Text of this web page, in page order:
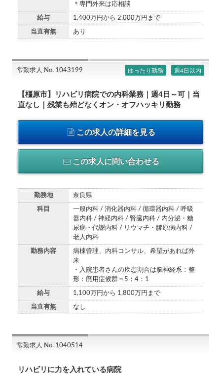
＊専門外来は応相談
給与 1,400万円から 2,000万円まで
当直有無 あり
常勤求人 No. 1043199 ゆったり勤務 週4日以内
【橿原市】リハビリ病院での内科業務｜週4日～可｜当
直なし｜残業も殆どなくオン・オフハッキリ勤務
この求人の詳細を見る
この求人に問い合わせる
勤務地 奈良県
科目
一般内科 / 消化器内科 / 循環器内科 / 呼吸
器内科 / 神経内科 / 腎臓内科 / 内分泌・糖
尿病・代謝内科 / リウマチ・膠原病内科 /
老人内科
勤務内容
病棟管理、内科コンサル、希望があれば外
来
・入院患者さんの疾患割合は脳神経系：整
形：廃用症候群＝5：4：1
給与 1,100万円から 1,800万円まで
当直有無 なし
常勤求人 No. 1040514
リハビリに力を入れている病院